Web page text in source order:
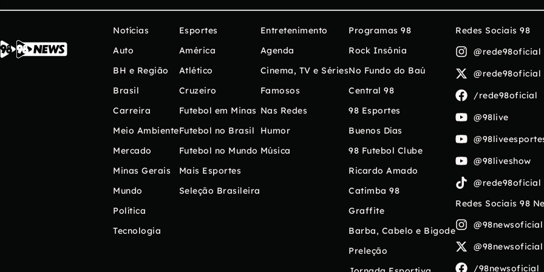
Notícias
Auto
BH e Região
Brasil
Carreira
Meio Ambiente
Mercado
Minas Gerais
Mundo
Política
Tecnologia
Esportes
América
Atlético
Cruzeiro
Futebol em Minas
Futebol no Brasil
Futebol no Mundo
Mais Esportes
Seleção Brasileira
Entretenimento
Agenda
Cinema, TV e Séries
Famosos
Nas Redes
Humor
Música
Programas 98
Rock Insônia
No Fundo do Baú
Central 98
98 Esportes
Buenos Días
98 Futebol Clube
Ricardo Amado
Catimba 98
Graffite
Barba, Cabelo e Bigode
Preleção
Redes Sociais 98
@rede98oficial
@rede98oficial
/rede98oficial
@98live
@98liveshow
@rede98oficial
Redes Sociais 98
@98newsoficial
@98newsoficial
/98newsoficial